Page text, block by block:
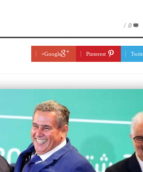
0
/
Pinterest
Google+